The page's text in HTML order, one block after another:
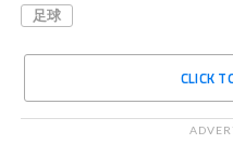
足球
CLICK